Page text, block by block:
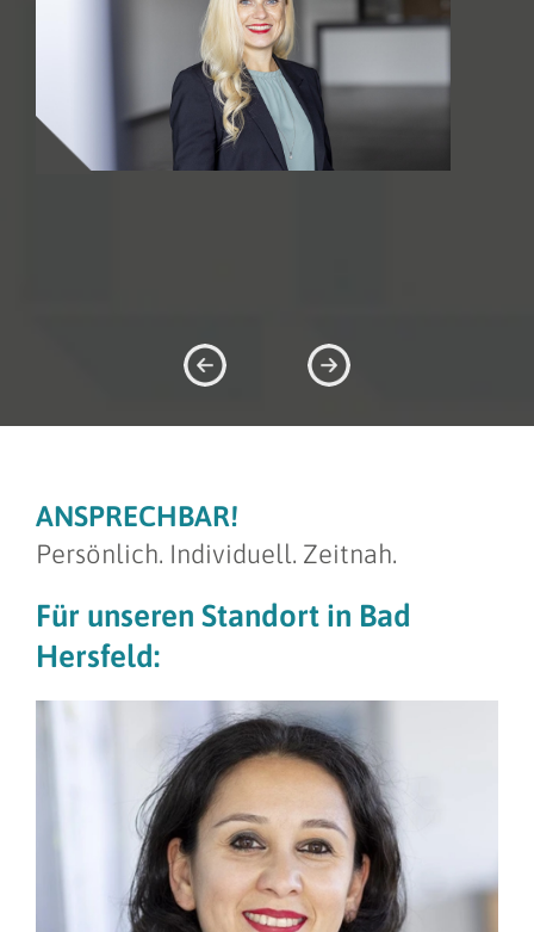
ANSPRECHBAR!
Persönlich. Individuell. Zeitnah.
Für unseren Standort in Bad
Hersfeld: